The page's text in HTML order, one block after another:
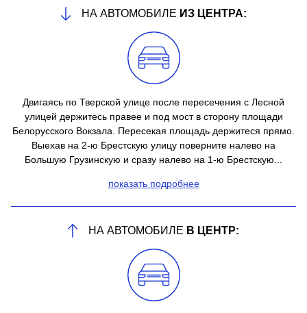
НА АВТОМОБИЛЕ ИЗ ЦЕНТРА:
Двигаясь по Тверской улице после пересечения с Лесной
улицей держитесь правее и под мост в сторону площади
Белорусского Вокзала. Пересекая площадь держитеся прямо.
Выехав на 2-ю Брестскую улицу поверните налево на
Большую Грузинскую и сразу налево на 1-ю Брестскую...
показать подробнее
НА АВТОМОБИЛЕ В ЦЕНТР: